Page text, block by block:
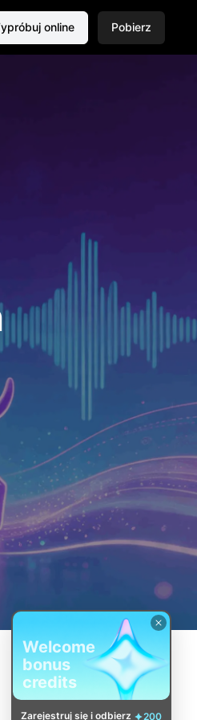
online Pobierz
Welcome
bonus
credits
Zarejestruj się i odbierz 200